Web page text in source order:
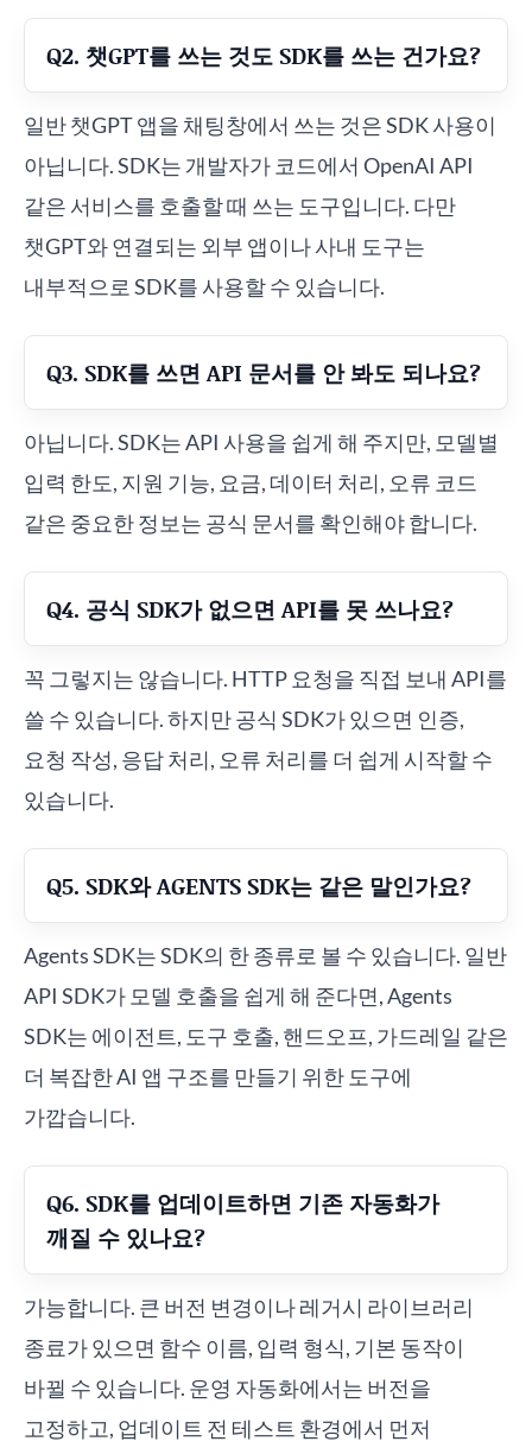
Q2. 챗GPT를 쓰는 것도 SDK를 쓰는 건가요?
일반 챗GPT 앱을 채팅창에서 쓰는 것은 SDK 사용이
아닙니다. SDK는 개발자가 코드에서 OpenAI API
같은 서비스를 호출할 때 쓰는 도구입니다. 다만
챗GPT와 연결되는 외부 앱이나 사내 도구는
내부적으로 SDK를 사용할 수 있습니다.
Q3. SDK를 쓰면 API 문서를 안 봐도 되나요?
아닙니다. SDK는 API 사용을 쉽게 해 주지만, 모델별
입력 한도, 지원 기능, 요금, 데이터 처리, 오류 코드
같은 중요한 정보는 공식 문서를 확인해야 합니다.
Q4. 공식 SDK가 없으면 API를 못 쓰나요?
꼭 그렇지는 않습니다. HTTP 요청을 직접 보내 API를
쓸 수 있습니다. 하지만 공식 SDK가 있으면 인증,
요청 작성, 응답 처리, 오류 처리를 더 쉽게 시작할 수
있습니다.
Q5. SDK와 AGENTS SDK는 같은 말인가요?
Agents SDK는 SDK의 한 종류로 볼 수 있습니다. 일반
API SDK가 모델 호출을 쉽게 해 준다면, Agents
SDK는 에이전트, 도구 호출, 핸드오프, 가드레일 같은
더 복잡한 AI 앱 구조를 만들기 위한 도구에
가깝습니다.
Q6. SDK를 업데이트하면 기존 자동화가
깨질 수 있나요?
가능합니다. 큰 버전 변경이나 레거시 라이브러리
종료가 있으면 함수 이름, 입력 형식, 기본 동작이
바뀔 수 있습니다. 운영 자동화에서는 버전을
고정하고, 업데이트 전 테스트 환경에서 먼저